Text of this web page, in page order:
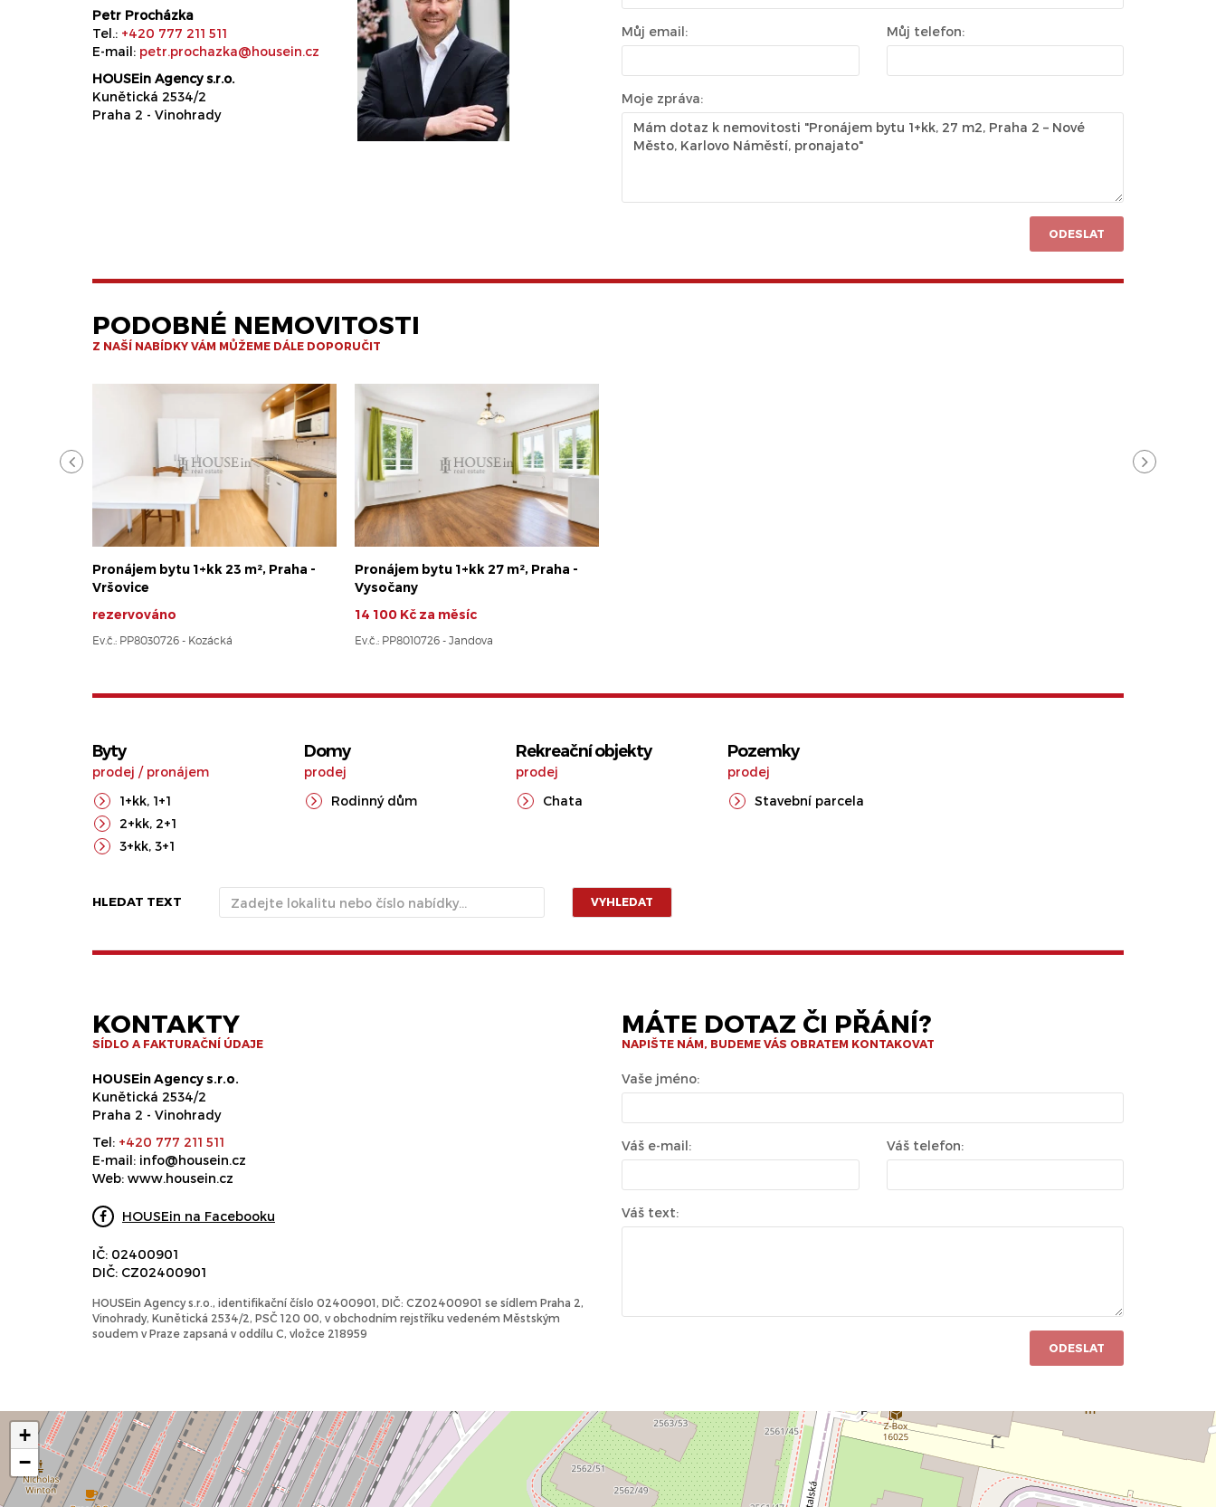
Petr Procházka
Tel.: +420 777 211 511
E-mail: petr.prochazka@housein.cz
HOUSEin Agency s.r.o.
Kunětická 2534/2
Praha 2 - Vinohrady
Můj email: Můj telefon:
Moje zpráva:
ODESLAT
PODOBNÉ NEMOVITOSTI
Z NAŠÍ NABÍDKY VÁM MŮŽEME DÁLE DOPORUČIT
Pronájem bytu 1+kk 23 m², Praha -
Vršovice
rezervováno
Ev.č.: PP8030726 - Kozácká
Pronájem bytu 1+kk 27 m², Praha -
Vysočany
14 100 Kč za měsíc
Ev.č.: PP8010726 - Jandova
Byty
prodej / pronájem
1+kk, 1+1
2+kk, 2+1
3+kk, 3+1
Domy
prodej
Rodinný dům
Rekreační objekty
prodej
Chata
Pozemky
prodej
Stavební parcela
HLEDAT TEXT VYHLEDAT
KONTAKTY
SÍDLO A FAKTURAČNÍ ÚDAJE
HOUSEin Agency s.r.o.
Kunětická 2534/2
Praha 2 - Vinohrady
Tel: +420 777 211 511
E-mail: info@housein.cz
Web: www.housein.cz
HOUSEin na Facebooku
IČ: 02400901
DIČ: CZ02400901
HOUSEin Agency s.r.o., identifikační číslo 02400901, DIČ: CZ02400901 se sídlem Praha 2,
Vinohrady, Kunětická 2534/2, PSČ 120 00, v obchodním rejstříku vedeném Městským
soudem v Praze zapsaná v oddílu C, vložce 218959
MÁTE DOTAZ ČI PŘÁNÍ?
NAPIŠTE NÁM, BUDEME VÁS OBRATEM KONTAKOVAT
Vaše jméno:
Váš e-mail: Váš telefon:
Váš text:
ODESLAT
+
−